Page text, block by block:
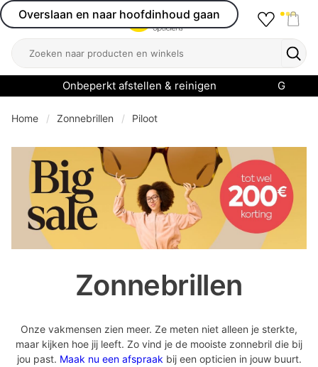
Overslaan en naar hoofdinhoud gaan
Open menu
Zoeken
Onbeperkt afstellen & reinigen
menu
Home Zonnebrillen Piloot
Zonnebrillen
Onze vakmensen zien meer. Ze meten niet alleen je sterkte,
maar kijken hoe jij leeft. Zo vind je de mooiste zonnebril die bij
jou past. Maak nu een afspraak bij een opticien in jouw buurt.